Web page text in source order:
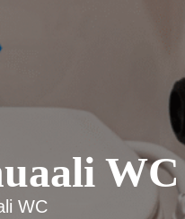
WC
WC